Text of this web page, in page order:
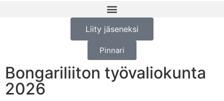
Liity jäseneksi
Pinnari
Bongariliiton työvaliokunta
2026